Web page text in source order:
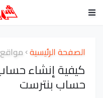
الصفحة الرئيسية مواقع
حساب بنترست